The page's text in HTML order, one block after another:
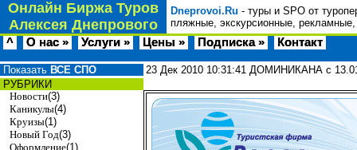
Онлайн Биржа Туров
Алексея Днепрового
Dneprovoi.Ru - туры и SPO от
пляжные, экскурсионные,
^ О нас » Услуги » Цены » Подписка » Контакт
Показать ВСЕ СПО
РУБРИКИ
Новости(3)
Каникулы(4)
Круизы(1)
Новый Год(3)
Оформление(1)
23 Дек 2010 10:31:41 ДОМИНИКАНА с